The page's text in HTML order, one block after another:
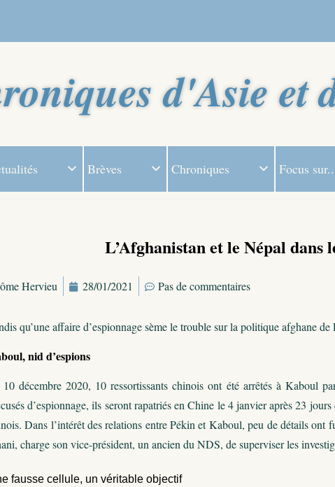
d'Asie et
Brèves Chroniques Focus
L’Afghanistan et le Népal dans
Hervieu 28/01/2021 Pas de commentaires
qu’une affaire d’espionnage sème le trouble sur la politique afghane
nid d’espions
décembre 2020, 10 ressortissants chinois ont été arrêtés à Kaboul
d’espionnage, ils seront rapatriés en Chine le 4 janvier après 23
Dans l’intérêt des relations entre Pékin et Kaboul, peu de détails
charge son vice-président, un ancien du NDS, de superviser les
fausse cellule, un véritable objectif